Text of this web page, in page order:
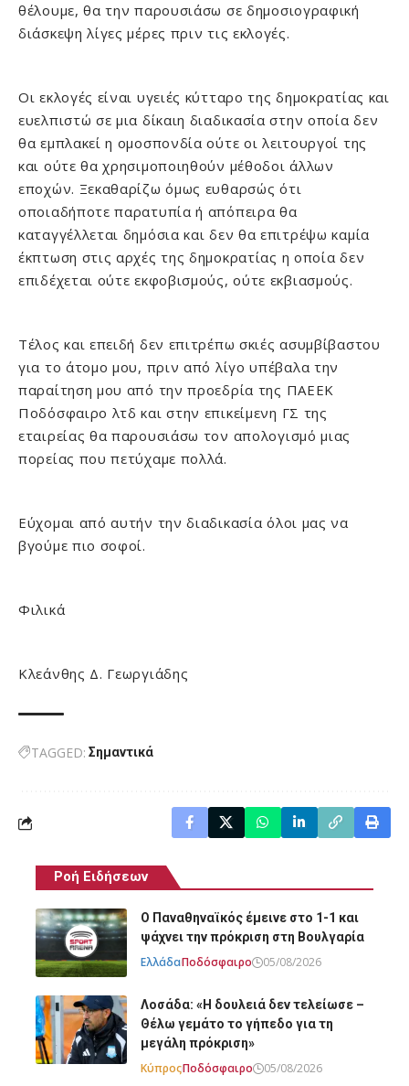
θέλουμε, θα την παρουσιάσω σε δημοσιογραφική
διάσκεψη λίγες μέρες πριν τις εκλογές.
Οι εκλογές είναι υγειές κύτταρο της δημοκρατίας και
ευελπιστώ σε μια δίκαιη διαδικασία στην οποία δεν
θα εμπλακεί η ομοσπονδία ούτε οι λειτουργοί της
και ούτε θα χρησιμοποιηθούν μέθοδοι άλλων
εποχών. Ξεκαθαρίζω όμως ευθαρσώς ότι
οποιαδήποτε παρατυπία ή απόπειρα θα
καταγγέλλεται δημόσια και δεν θα επιτρέψω καμία
έκπτωση στις αρχές της δημοκρατίας η οποία δεν
επιδέχεται ούτε εκφοβισμούς, ούτε εκβιασμούς.
Τέλος και επειδή δεν επιτρέπω σκιές ασυμβίβαστου
για το άτομο μου, πριν από λίγο υπέβαλα την
παραίτηση μου από την προεδρία της ΠΑΕΕΚ
Ποδόσφαιρο λτδ και στην επικείμενη ΓΣ της
εταιρείας θα παρουσιάσω τον απολογισμό μιας
πορείας που πετύχαμε πολλά.
Εύχομαι από αυτήν την διαδικασία όλοι μας να
βγούμε πιο σοφοί.
Φιλικά
Κλεάνθης Δ. Γεωργιάδης
TAGGED: Σημαντικά
Ροή Ειδήσεων
Ο Παναθηναϊκός έμεινε στο 1-1 και
ψάχνει την πρόκριση στη Βουλγαρία
ΕλλάδαΠοδόσφαιρο 05/08/2026
Λοσάδα: «Η δουλειά δεν τελείωσε –
Θέλω γεμάτο το γήπεδο για τη
μεγάλη πρόκριση»
ΚύπροςΠοδόσφαιρο 05/08/2026